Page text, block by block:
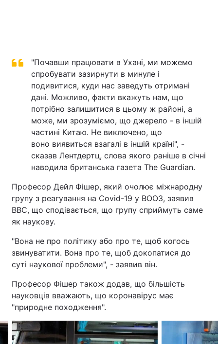
"Почавши працювати в Ухані, ми можемо
спробувати зазирнути в минуле і
подивитися, куди нас заведуть отримані
дані. Можливо, факти вкажуть нам, що
потрібно залишитися в цьому ж районі, а
може, ми зрозуміємо, що джерело - в іншій
частині Китаю. Не виключено, що
воно виявиться взагалі в іншій країні", -
сказав Лентдертц, слова якого раніше в січні
наводила британська газета The Guardian.
Професор Дейл Фішер, який очолює міжнародну
групу з реагування на Covid-19 у ВООЗ, заявив
ВВС, що сподівається, що групу сприймуть саме
як наукову.
"Вона не про політику або про те, щоб когось
звинуватити. Вона про те, щоб докопатися до
суті наукової проблеми", - заявив він.
Професор Фішер також додав, що більшість
науковців вважають, що коронавірус має
"природне походження".